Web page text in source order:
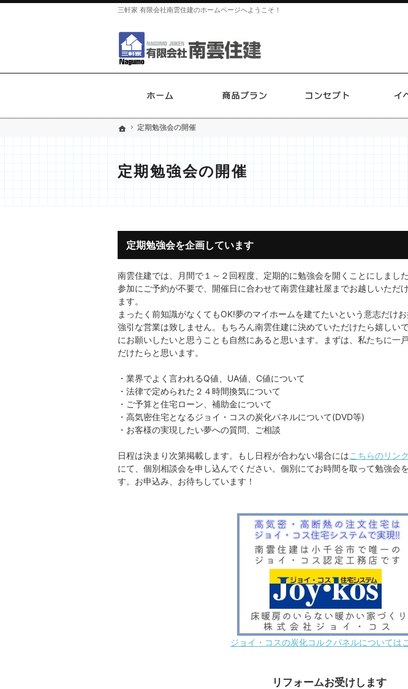
ホーム
定期勉強会の開催
定期勉強会の開催
三軒家 有限会社南雲住建のホームページへようこそ！
定期勉強会を企画しています
南雲住建では、月間で１～２回程度、定期的に勉強会を開くことにしました
参加にご予約が不要で、開催日に合わせて南雲住建社屋までお越しいただ
ます。
まったく前知識がなくてもOK!夢のマイホームを建てたいという意志だけお
強引な営業は致しません。もちろん南雲住建に決めていただけたら嬉しい
にお願いしたいと思うことも自然にあると思います。まずは、私たちに一
だけたらと思います。
・業界でよく言われるQ値、UA値、C値について
・法律で定められた２４時間換気について
・ご予算と住宅ローン、補助金について
・高気密住宅となるジョイ・コスの炭化パネルについて(DVD等)
・お客様の実現したい夢への質問、ご相談
日程は決まり次第掲載します。もし日程が合わない場合にはこちらのリンク
にて、個別相談会を申し込んでください。個別にてお時間を取って勉強会
す。お申込み、お待ちしています！
ジョイ・コスの炭化コルクパネルについては
リフォームお受けします
ホーム
定期勉強会の開催